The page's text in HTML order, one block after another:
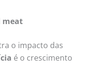
meat
o impacto das
é o crescimento